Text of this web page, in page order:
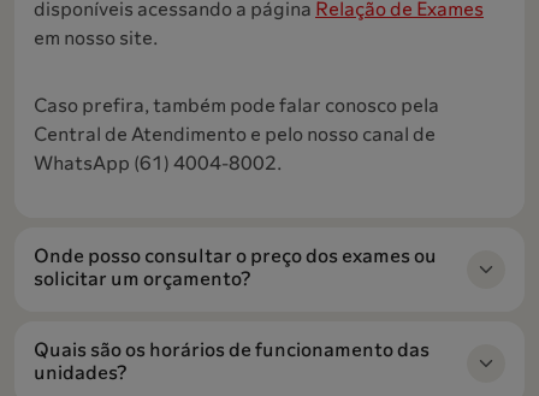
disponíveis acessando a página Relação de Exames
em nosso site.
Caso prefira, também pode falar conosco pela
Central de Atendimento e pelo nosso canal de
WhatsApp (61) 4004-8002.
Onde posso consultar o preço dos exames ou
solicitar um orçamento?
Quais são os horários de funcionamento das
unidades?